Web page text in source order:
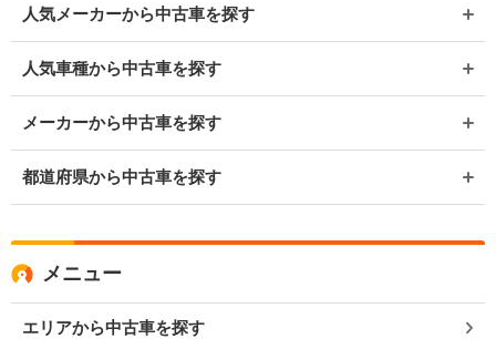
人気メーカーから中古車を探す
人気車種から中古車を探す
メーカーから中古車を探す
都道府県から中古車を探す
メニュー
エリアから中古車を探す